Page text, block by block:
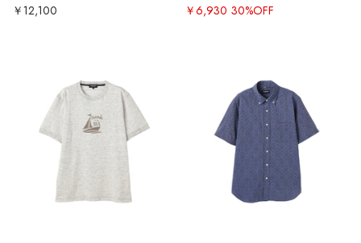
￥12,100 ￥6,930 30%OFF